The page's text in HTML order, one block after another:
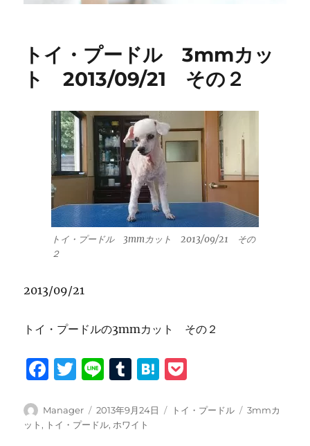
トイ・プードル 3mmカッ
ト 2013/09/21 その２
トイ・プードル 3mmカット 2013/09/21 その
２
2013/09/21
トイ・プードルの3mmカット その２
F
c
e
T
it
te
Li
e
T
m
bl
H
e
c
投
稿
Manager
投
稿
2013年9月24日
カ
トイ・プードル
タ
3mmカ
ット , トイ・プードル, ホワイト